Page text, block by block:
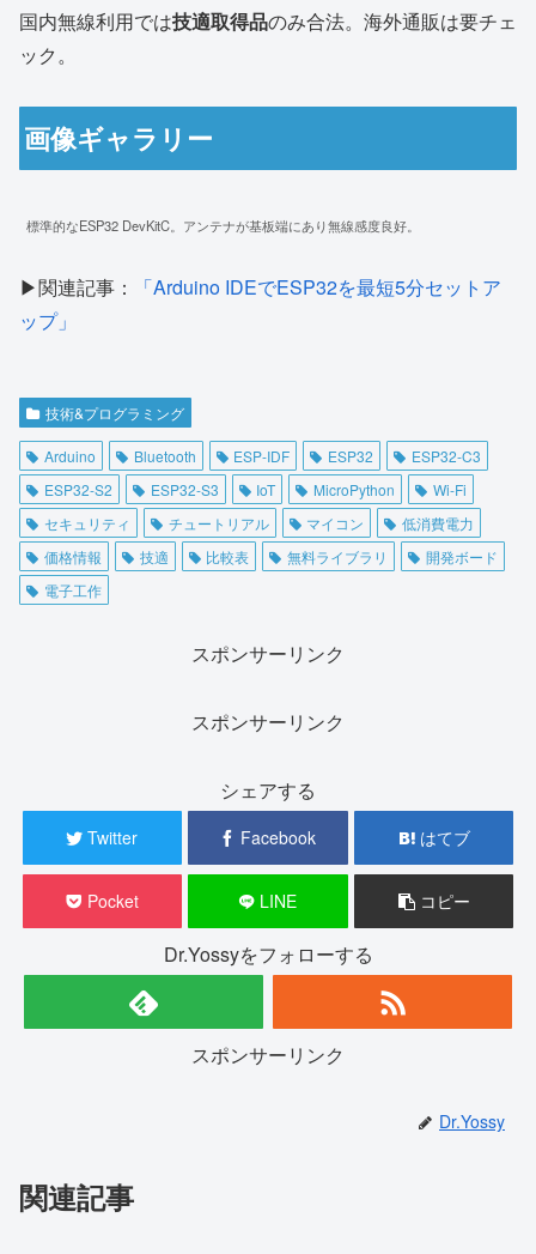
国内無線利用では技適取得品のみ合法。海外通販は要チェ
ック。
画像ギャラリー
標準的なESP32 DevKitC。アンテナが基板端にあり無線感度良好。
▶︎関連記事：
「Arduino IDEでESP32を最短5分セットア
ップ」
技術&プログラミング
Arduino Bluetooth ESP-IDF ESP32
ESP32-C3
ESP32-S2
ESP32-S3 IoT MicroPython
Wi-Fi
セキュリティ
チュートリアル マイコン
低消費電力
価格情報
技適 比較表 無料ライブラリ
開発ボード
電子工作
スポンサーリンク
スポンサーリンク
シェアする
Twitter Facebook はてブ
Pocket LINE コピー
Dr.Yossyをフォローする
スポンサーリンク
Dr.Yossy
関連記事